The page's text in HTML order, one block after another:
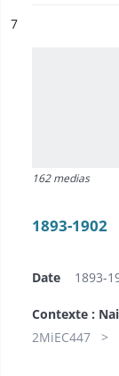
n°
7
162 medias
1893-1902
Date 1893-
Contexte :
2MiEC447